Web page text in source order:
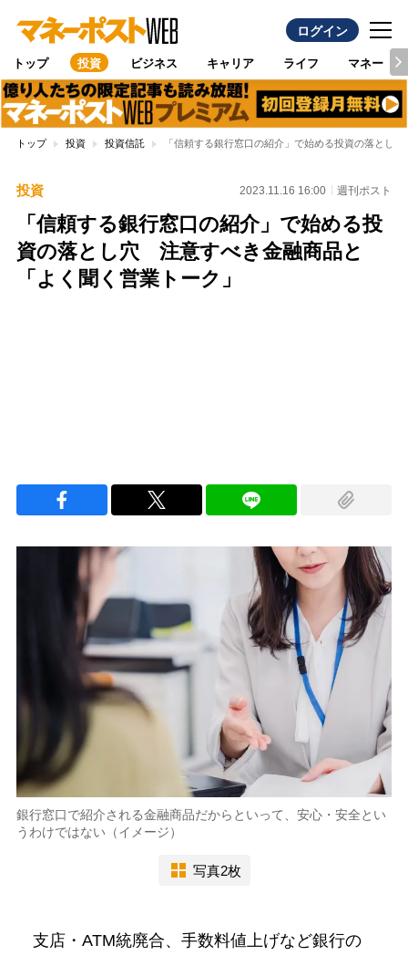
ログイン
トップ 投資 ビジネス キャリア ライフ マネー
トップ 投資 投資信託 「信頼する銀行窓口の紹介」で始める投資の落とし
投資 2023.11.16 16:00 週刊ポスト
「信頼する銀行窓口の紹介」で始める投
資の落とし穴 注意すべき金融商品と
「よく聞く営業トーク」
銀行窓口で紹介される金融商品だからといって、安心・安全とい
うわけではない（イメージ）
写真2枚
支店・ATM統廃合、手数料値上げなど銀行の